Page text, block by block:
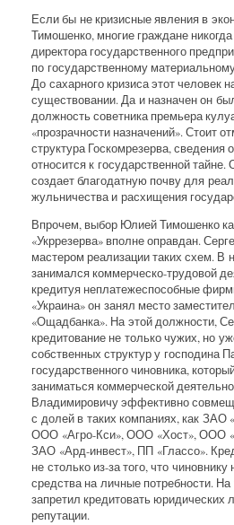
Если бы не кризисные явления в
Тимошенко, многие граждане
директора государственного
по государственному
До сахарного кризиса этот человек
существовании. Да и назначен он
должность советника премьера
«прозрачности назначений». Стоит
структура Госкомрезерва, сведения
относится к государственной
создает благодатную почву для
жульничества и расхищения
Впрочем, выбор Юлией Тимошенко
«Укррезерва» вполне оправдан.
мастером реализации таких схем. В
занимался коммерческо-трудовой
кредитуя неплатежеспособные
«Украина» он занял место
«Ощадбанка». На этой должности,
кредитование не только чужих, но
собственных структур у господина
государственного чиновника,
заниматься коммерческой
Владимировичу эффективно
с долей в таких компаниях, как ЗАО
ООО «Агро-Кси», ООО «Хост», ООО
ЗАО «Ард-инвест», ПП «Глассо».
не столько из-за того, что
средства на личные потребности. На
запретил кредитовать юридических
репутации.